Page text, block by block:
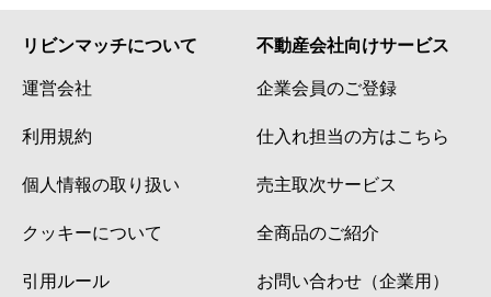
リビンマッチについて
運営会社
利用規約
個人情報の取り扱い
クッキーについて
引用ルール
不動産会社向けサービス
企業会員のご登録
仕入れ担当の方はこちら
売主取次サービス
全商品のご紹介
お問い合わせ（企業用）